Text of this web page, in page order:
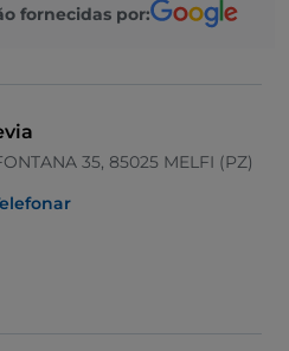
fornecidas por:
35, 85025 MELFI (PZ)